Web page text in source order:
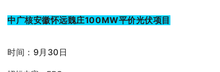
中广核安徽怀远魏庄100MW平价光伏项目
时间：9月30日